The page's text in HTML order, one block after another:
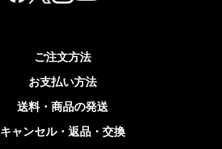
ご注文方法
お支払い方法
送料・商品の発送
キャンセル・返品・交換